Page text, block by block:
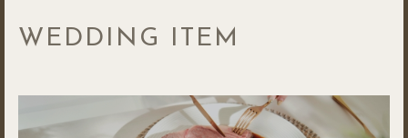
WEDDING ITEM